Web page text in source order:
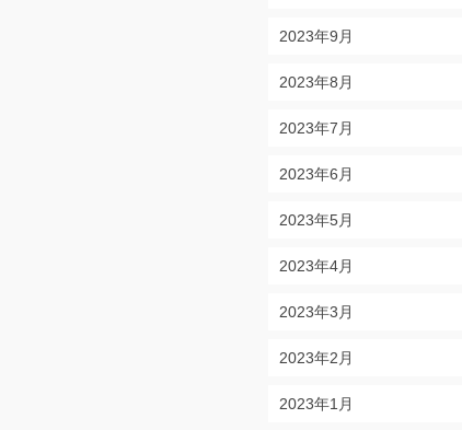
2023年9月
2023年8月
2023年7月
2023年6月
2023年5月
2023年4月
2023年3月
2023年2月
2023年1月